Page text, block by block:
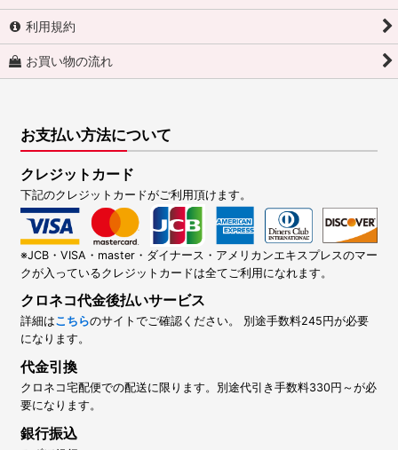
利用規約
お買い物の流れ
お支払い方法について
クレジットカード
下記のクレジットカードがご利用頂けます。
※JCB・VISA・master・ダイナース・アメリカンエキスプレスのマー
クが入っているクレジットカードは全てご利用になれます。
クロネコ代金後払いサービス
詳細はこちらのサイトでご確認ください。 別途手数料245円が必要
になります。
代金引換
クロネコ宅配便での配送に限ります。別途代引き手数料330円～が必
要になります。
銀行振込